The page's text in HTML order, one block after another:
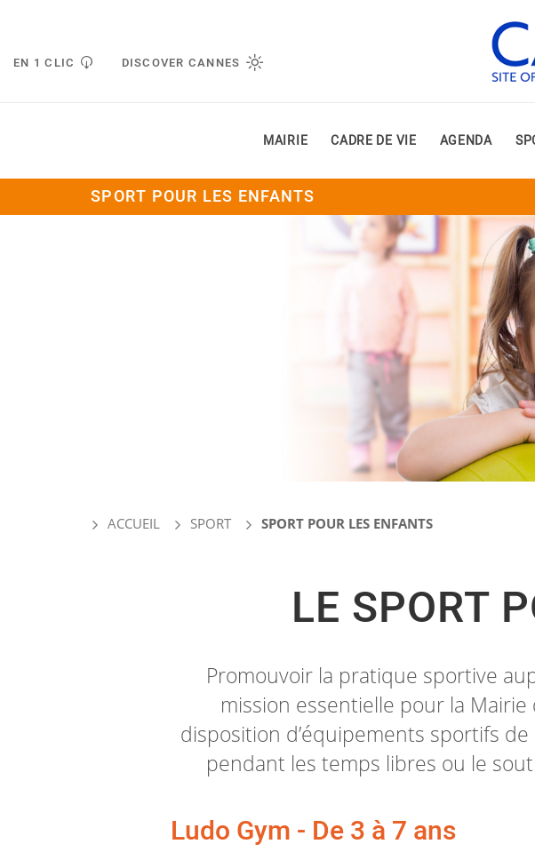
EN 1 CLIC DISCOVER CANNES
MAIRIE CADRE DE VIE AGENDA
SPORT POUR LES ENFANTS
ACCUEIL SPORT SPORT POUR LES ENFANTS
LE SPORT
Promouvoir la pratique sportive
mission essentielle pour la
disposition d’équipements sportifs
pendant les temps libres ou le
Ludo Gym - De 3 à 7 ans